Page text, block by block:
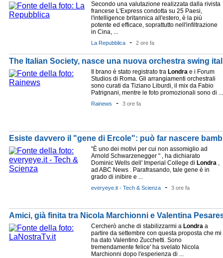
Secondo una valutazione realizzata dalla rivista
francese L'Express condotta su 25 Paesi,
l'intelligence britannica all'estero, è la più
potente ed efficace, soprattutto nell'infiltrazione
in Cina, ...
La Repubblica - 2 ore fa
The Italian Society, nasce una nuova orchestra swing
Il brano è stato registrato tra Londra e i Forum
Studios di Roma. Gli arrangiamenti orchestrali
sono curati da Tiziano Liburdi, il mix da Fabio
Patrignani, mentre le foto promozionali sono di ...
Rainews - 3 ore fa
Esiste davvero il "gene di Ercole": può far nascere
"È uno dei motivi per cui non assomiglio ad
Arnold Schwarzenegger " , ha dichiarato
Dominic Wells dell' Imperial College di Londra ,
ad ABC News . Parafrasando, tale gene è in
grado di inibire e ...
everyeye.it - Tech & Scienza - 3 ore fa
Amici, già finita tra Nicola Marchionni e Valentina
Cercherò anche di stabilizzarmi a Londra a
partire da settembre con questa proposta che mi
ha dato Valentino Zucchetti. Sono
tremendamente felice' ha svelato Nicola
Marchionni dopo l'esperienza di ...